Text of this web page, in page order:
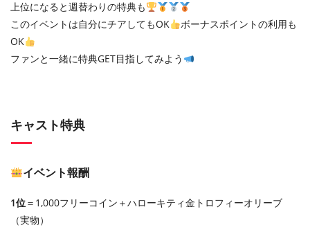
上位になると週替わりの特典も
このイベントは自分にチアしてもOK
ボーナスポイントの利用も
OK
ファンと一緒に特典GET目指してみよう
キャスト特典
イベント報酬
1位＝1,000フリーコイン＋ハローキティ金トロフィーオリーブ
（実物）